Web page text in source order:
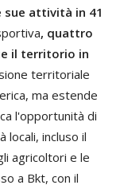
attività in 41
, quattro
il territorio in
territoriale
ma estende
l'opportunità di
locali, incluso il
agricoltori e le
a Bkt, con il